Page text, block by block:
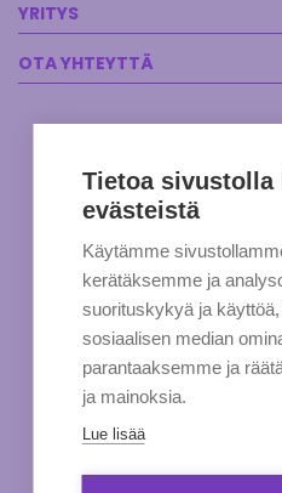
YRITYS
OTA YHTEYTTÄ
Tietoa sivustolla
evästeistä
Käytämme
kerätäksemme ja
suorituskykyä ja
sosiaalisen median
parantaaksemme ja
ja mainoksia.
Lue lisää